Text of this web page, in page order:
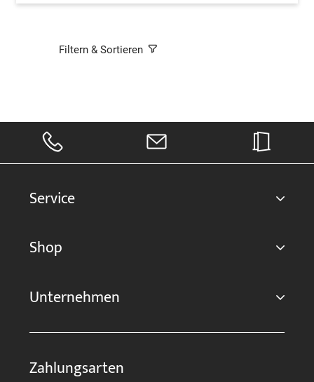
Filtern & Sortieren
Service
Shop
Unternehmen
Zahlungsarten